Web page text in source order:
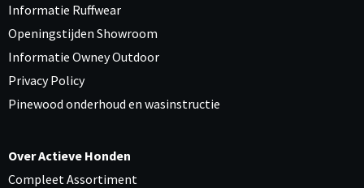
Informatie Ruffwear
Openingstijden Showroom
Informatie Owney Outdoor
Privacy Policy
Pinewood onderhoud en wasinstructie
Over Actieve Honden
Compleet Assortiment